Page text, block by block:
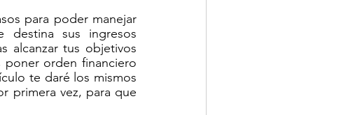
para poder manejar
destina sus ingresos
alcanzar tus objetivos
orden financiero
te daré los mismos
primera vez, para que